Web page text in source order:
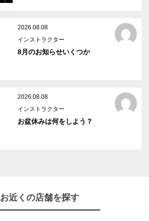
2026.08.08
インストラクター
8月のお知らせいくつか
2026.08.08
インストラクター
お盆休みは何をしよう？
お近くの店舗を探す